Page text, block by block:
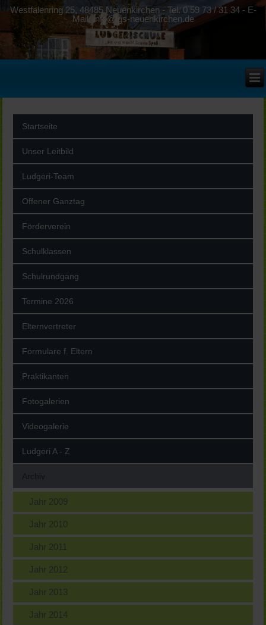
Westfalenring 25, 48485 Neuenkirchen - Tel. 0 59 73 / 31 34 - E-
Mail: info@lgs-neuenkirchen.de
Startseite
Unser Leitbild
Ludgeri-Team
Offener Ganztag
Förderverein
Schulklassen
Schulrundgang
Termine 2026
Elternvertreter
Formulare f. Eltern
Praktikanten
Fotogalerien
Videogalerie
Ludgeri A - Z
Jahr 2009
Jahr 2010
Jahr 2011
Jahr 2012
Jahr 2013
Jahr 2014